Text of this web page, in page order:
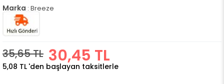
Marka : Breeze
35,65 TL 30,45 TL
5,08 TL 'den başlayan taksitlerle